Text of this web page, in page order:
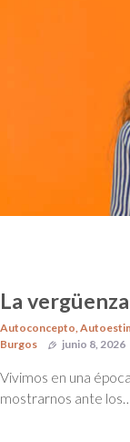
La
Autoconcepto
Burgos
junio 8, 2026
Vivimos en una
mostrarnos ante